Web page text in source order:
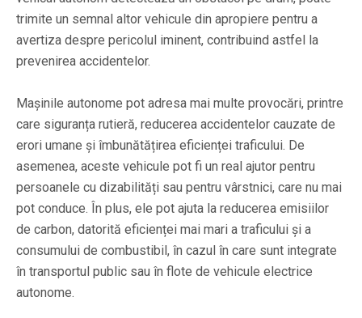
trimite un semnal altor vehicule din apropiere pentru a
avertiza despre pericolul iminent, contribuind astfel la
prevenirea accidentelor.
Mașinile autonome pot adresa mai multe provocări, printre
care siguranța rutieră, reducerea accidentelor cauzate de
erori umane și îmbunătățirea eficienței traficului. De
asemenea, aceste vehicule pot fi un real ajutor pentru
persoanele cu dizabilități sau pentru vârstnici, care nu mai
pot conduce. În plus, ele pot ajuta la reducerea emisiilor
de carbon, datorită eficienței mai mari a traficului și a
consumului de combustibil, în cazul în care sunt integrate
în transportul public sau în flote de vehicule electrice
autonome.